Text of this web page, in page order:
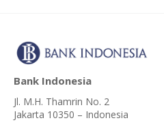
Bank Indonesia
Jl. M.H. Thamrin No. 2
Jakarta 10350 – Indonesia